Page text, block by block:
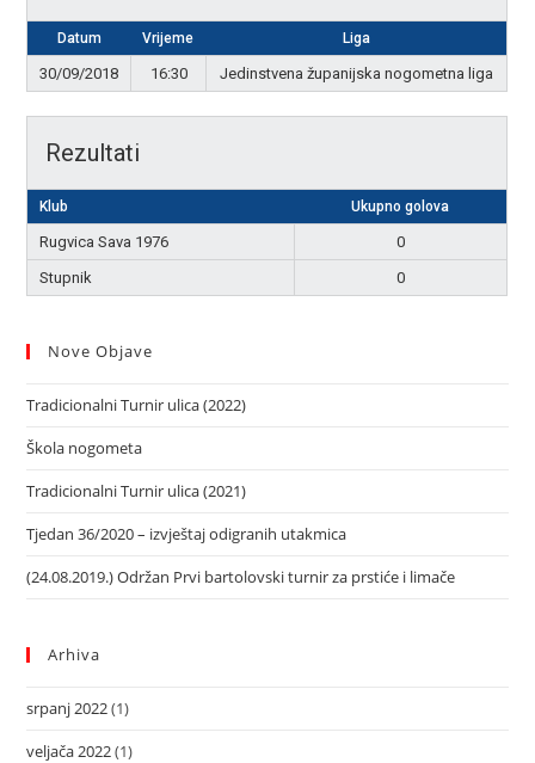
Datum Vrijeme Liga
30/09/2018 16:30 Jedinstvena županijska nogometna liga
Rezultati
Klub Ukupno golova
Rugvica Sava 1976
0
Stupnik
0
Nove Objave
Tradicionalni Turnir ulica (2022)
Škola nogometa
Tradicionalni Turnir ulica (2021)
Tjedan 36/2020 – izvještaj odigranih utakmica
(24.08.2019.) Održan Prvi bartolovski turnir za prstiće i limače
Arhiva
srpanj 2022(1)
veljača 2022(1)